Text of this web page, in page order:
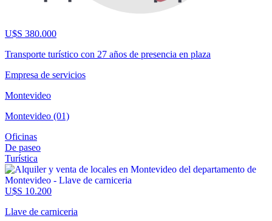
U$S 380.000
Transporte turístico con 27 años de presencia en plaza
Empresa de servicios
Montevideo
Montevideo (01)
Oficinas
De paseo
Turística
U$S 10.200
Llave de carniceria